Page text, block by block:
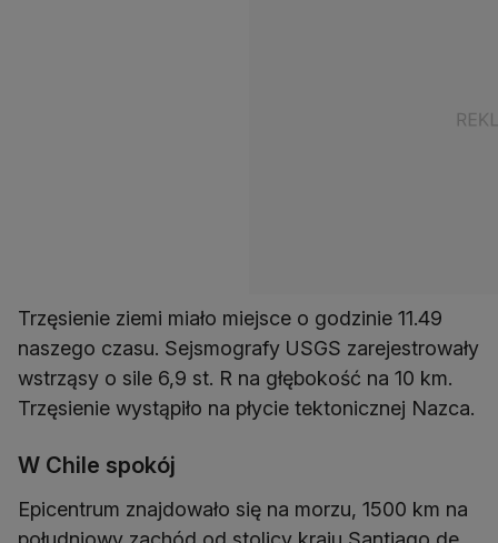
Trzęsienie ziemi miało miejsce o godzinie 11.49
naszego czasu. Sejsmografy USGS zarejestrowały
wstrząsy o sile 6,9 st. R na głębokość na 10 km.
Trzęsienie wystąpiło na płycie tektonicznej Nazca.
W Chile spokój
Epicentrum znajdowało się na morzu, 1500 km na